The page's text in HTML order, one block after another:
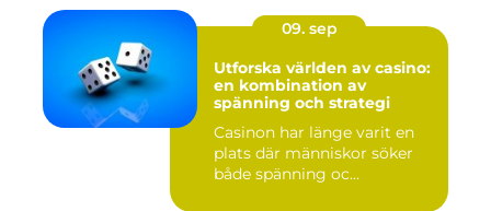
09. sep
Utforska världen av casino:
en kombination av
spänning och strategi
Casinon har länge varit en
plats där människor söker
både spänning oc...